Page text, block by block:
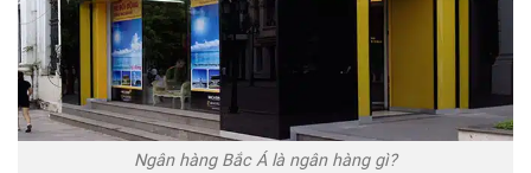
Ngân hàng Bắc Á là ngân hàng gì?